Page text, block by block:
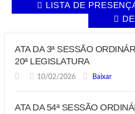
LISTA DE
ATA DA 3ª SESSÃO
20ª LEGISLATURA
10/02/2026 Baixar
ATA DA 54ª SESSÃO